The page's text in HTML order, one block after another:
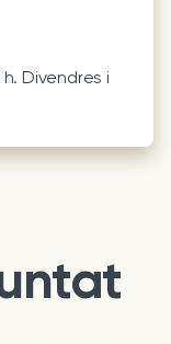
Divendres i